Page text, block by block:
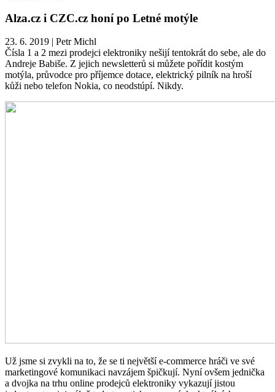
Alza.cz i CZC.cz honí po Letné motýle
23. 6. 2019 | Petr Michl
Čísla 1 a 2 mezi prodejci elektroniky nešijí tentokrát do sebe, ale do
Andreje Babiše. Z jejich newsletterů si můžete pořídit kostým
motýla, průvodce pro příjemce dotace, elektrický pilník na hroší
kůži nebo telefon Nokia, co neodstúpí. Nikdy.
Už jsme si zvykli na to, že se ti největší e-commerce hráči ve své
marketingové komunikaci navzájem špičkují. Nyní ovšem jednička
a dvojka na trhu online prodejců elektroniky vykazují jistou